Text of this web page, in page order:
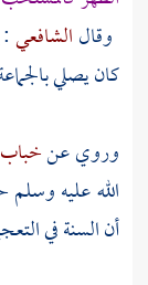
وقالالشافعي
كان يصلي
وروي عن
الله عليه وسلم
أن السنة في